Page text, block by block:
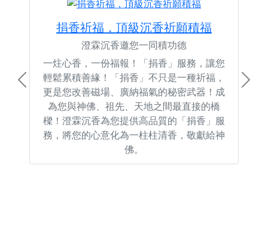
捐香祈福，頂級沉香祈願積福
澄霖沉香邀您一同積功德
一炷心香，一份福報！「捐香」服務，讓您
輕鬆累積善緣！「捐香」不只是一種祈福，
更是您改善磁場、廣納福氣的秘密武器！成
為您與神佛、祖先、天地之間最直接的橋
樑！澄霖沉香為您提供高品質的「捐香」服
務，將您的心意化為一柱柱清香，敬獻給神
佛。
Previous Next